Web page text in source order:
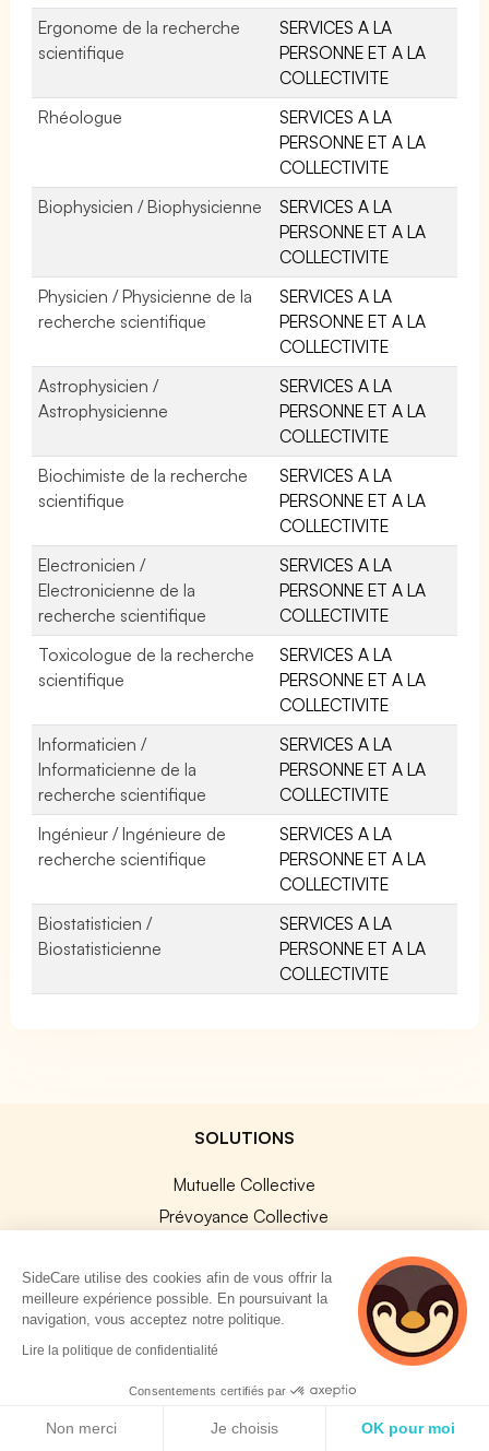
Ergonome de la recherche
scientifique
SERVICES A LA
PERSONNE ET A LA
COLLECTIVITE
Rhéologue
SERVICES A LA
PERSONNE ET A LA
COLLECTIVITE
Biophysicien / Biophysicienne
SERVICES A LA
PERSONNE ET A LA
COLLECTIVITE
Physicien / Physicienne de la
recherche scientifique
SERVICES A LA
PERSONNE ET A LA
COLLECTIVITE
Astrophysicien /
Astrophysicienne
SERVICES A LA
PERSONNE ET A LA
COLLECTIVITE
Biochimiste de la recherche
scientifique
SERVICES A LA
PERSONNE ET A LA
COLLECTIVITE
Electronicien /
Electronicienne de la
recherche scientifique
SERVICES A LA
PERSONNE ET A LA
COLLECTIVITE
Toxicologue de la recherche
scientifique
SERVICES A LA
PERSONNE ET A LA
COLLECTIVITE
Informaticien /
Informaticienne de la
recherche scientifique
SERVICES A LA
PERSONNE ET A LA
COLLECTIVITE
Ingénieur / Ingénieure de
recherche scientifique
SERVICES A LA
PERSONNE ET A LA
COLLECTIVITE
Biostatisticien /
Biostatisticienne
SERVICES A LA
PERSONNE ET A LA
COLLECTIVITE
SOLUTIONS
Mutuelle Collective
Prévoyance Collective
Prévoyance TNS
Assurances Professionnelles
SideCard
SERVICES ENTREPRISE
SideCare utilise des cookies afin de vous offrir la
meilleure expérience possible. En poursuivant la
navigation, vous acceptez notre politique.
Lire la politique de confidentialité
Consentements certifiés par
Non merci Je choisis OK pour moi
5 personnes
consultent
actuellement cette